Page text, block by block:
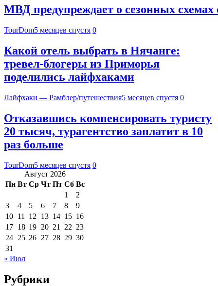
МВД предупреждает о сезонных
TourDom5 месяцев спустя 0
Какой отель выбрать в Нячанге:
тревел-блогеры из Приморья
поделились лайфхаками
Лайфхаки — Рамблер/путешествия5 месяцев спустя 0
Отказавшись компенсировать туристу
20 тысяч, турагентство заплатит в 10
раз больше
TourDom5 месяцев спустя 0
Август 2026
Пн Вт Ср Чт Пт Сб Вс
1
2
3
4 5 6 7 8
9
10 11 12 13 14 15 16
17 18 19 20 21 22 23
24 25 26 27 28 29 30
31
« Июл
Рубрики